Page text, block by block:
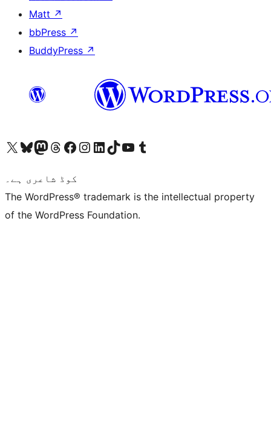
Matt ↗
bbPress ↗
BuddyPress ↗
Visit our X (formerly Twitter) account
ہمارے بلیواسکائی اکاؤنٹ پر جائیں
Visit our Mastodon account
ہمارے ٹھریڈز اکاؤنٹ پر جائیں
Visit our Facebook page
Visit our Instagram account
Visit our LinkedIn account
ہمارے ٹک ٹاک اکاؤنٹ پر جائیں
Visit our YouTube channel
ہمارے ٹمبلر اکاؤنٹ پر جائیں
کوڈ شاعری ہے۔
The WordPress® trademark is the intellectual property
of the WordPress Foundation.